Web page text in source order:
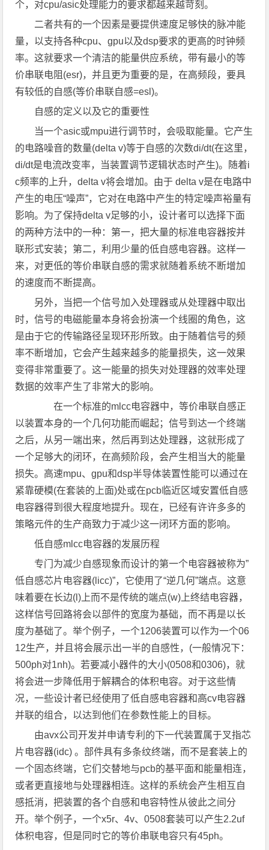
个，对cpu/asic处理能力的要求都越来越苛刻。
二者共有的一个因素是要提供速度足够快的脉冲能
量，以支持各种cpu、gpu以及dsp要求的更高的时钟频
率。这就要求一个清洁的能量供应系统，带有最小的等
价串联电阻(esr)，并且更为重要的是，在高频段，要具
有较低的自感(等价串联自感=esl)。
自感的定义以及它的重要性
当一个asic或mpu进行调节时，会吸取能量。它产生
的电路噪音的数量(delta v)等于自感的次数di/dt(在这里，
di/dt是电流改变率，当装置调节逻辑状态时产生)。随着i
c频率的上升，delta v将会增加。由于 delta v是在电路中
产生的电压“噪声”，它对在电路中产生的特定噪声裕量有
影响。为了保持delta v足够的小，设计者可以选择下面
的两种方法中的一种：第一，把大量的标准电容器按并
联形式安装；第二，利用少量的低自感电容器。这样一
来，对更低的等价串联自感的需求就随着系统不断增加
的速度而不断提高。
另外，当把一个信号加入处理器或从处理器中取出
时，信号的电磁能量本身将会扮演一个线圈的角色，这
是由于它的传输路径呈现环形所致。由于随着信号的频
率不断增加，它会产生越来越多的能量损失，这一效果
变得非常重要了。这一能量的损失对处理器的效率处理
数据的效率产生了非常大的影响。
在一个标准的mlcc电容器中，等价串联自感正
以装置本身的一个几何功能而崛起；信号到达一个终端
之后，从另一端出来，然后再到达处理器，这就形成了
一个足够大的闭环，在高频阶段，会产生相当大的能量
损失。高速mpu、gpu和dsp半导体装置性能可以通过在
紧靠硬模(在套装的上面)处或在pcb临近区域安置低自感
电容器得到很大程度地提升。现在，已经有许许多多的
策略元件的生产商致力于减少这一闭环方面的影响。
低自感mlcc电容器的发展历程
专门为减少自感现象而设计的第一个电容器被称为”
低自感芯片电容器(licc)”，它使用了“逆几何”端点。这意
味着要在长边(l)上而不是传统的端点(w)上终结电容器，
这样信号回路将会以部件的宽度为基础，而不再是以长
度为基础了。举个例子，一个1206装置可以作为一个06
12生产，并且将会展示出一半的自感性，(一般情况下：
500ph对1nh)。若要减小器件的大小(0508和0306)，就
将会进一步降低用于解耦合的体积电容。对于这些情
况，一些设计者已经使用了低自感电容器和高cv电容器
并联的组合，以达到他们在参数性能上的目标。
由avx公司开发并申请专利的下一代装置属于叉指芯
片电容器(idc) 。部件具有多条纹终端，而不是套装上的
一个固态终端，它们交替地与pcb的基平面和能量相连，
或者更直接地与处理器相连。这样的系统会产生相互自
感抵消，把装置的各个自感和电容特性从彼此之间分
开。举个例子，一个x5r、4v、0508套装可以产生2.2uf
体积电容，但是同时它的等价串联电容只有45ph。